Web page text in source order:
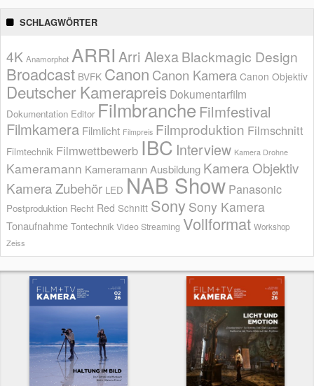
SCHLAGWÖRTER
4K Anamorphot ARRI Arri AlexaBlackmagic Design
Broadcast BVFK Canon Canon Kamera Canon Objektiv
Deutscher Kamerapreis Dokumentarfilm
Dokumentation Editor Filmbranche Filmfestival
Filmkamera Filmlicht Filmpreis Filmproduktion Filmschnitt
Filmtechnik Filmwettbewerb IBC Interview Kamera Drohne
Kameramann Kameramann Ausbildung Kamera Objektiv
Kamera Zubehör LED NAB Show Panasonic
Postproduktion Recht Red Schnitt Sony Sony Kamera
Tonaufnahme Tontechnik Video Streaming Vollformat Workshop
Zeiss